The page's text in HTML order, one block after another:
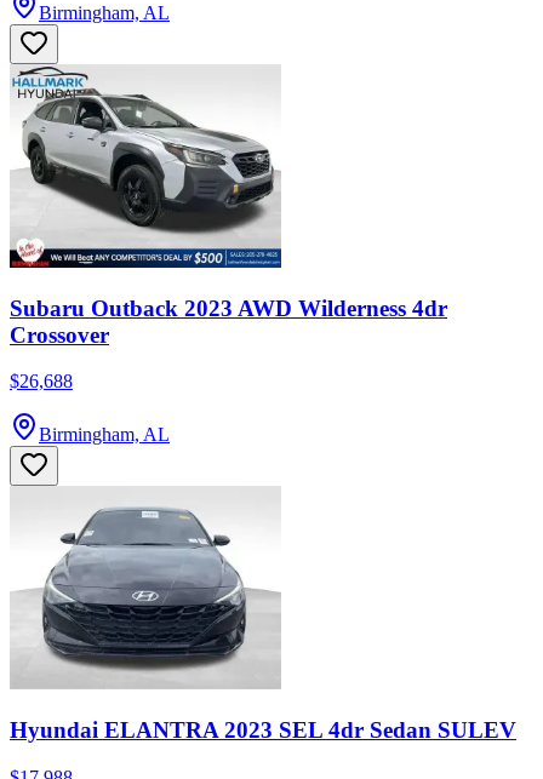
Birmingham, AL
Subaru Outback 2023 AWD Wilderness 4dr
Crossover
$26,688
Birmingham, AL
Hyundai ELANTRA 2023 SEL 4dr Sedan SULEV